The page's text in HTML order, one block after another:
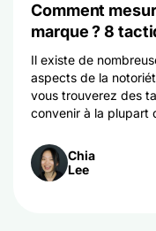
Comment
marque ? 8
Il existe de
aspects de la
vous trouverez des
convenir à la plupart
Chia
Lee